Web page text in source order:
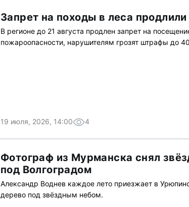
Запрет на походы в леса продлили
В регионе до 21 августа продлен запрет на
пожароопасности, нарушителям грозят штрафы до
19 июля, 2026, 14:00 4
Фотограф из Мурманска снял
под Волгоградом
Александр Воднев каждое лето приезжает в
дерево под звёздным небом.